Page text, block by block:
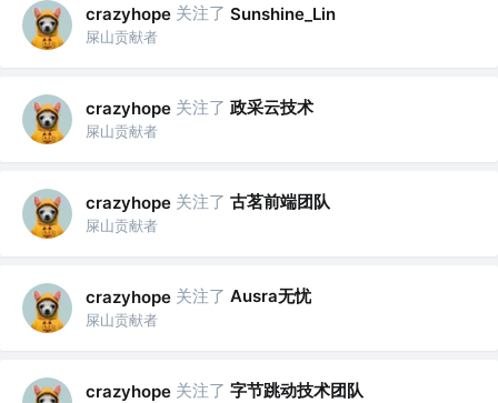
crazyhope 关注了 Sunshine_Lin
屎山贡献者
crazyhope 关注了 政采云技术
屎山贡献者
crazyhope 关注了 古茗前端团队
屎山贡献者
crazyhope 关注了 Ausra无忧
屎山贡献者
crazyhope 关注了 字节跳动技术团队